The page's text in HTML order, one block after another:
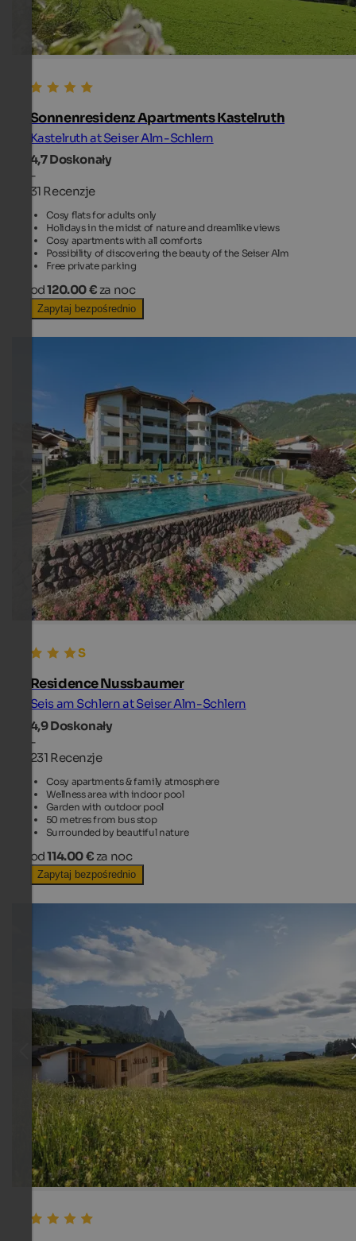
Sonnenresidenz Apartments Kastelruth
Kastelruth at Seiser Alm-Schlern
4,7Doskonały
-
31 Recenzje
Cosy flats for adults only
Holidays in the midst of nature and dreamlike views
Cosy apartments with all comforts
Possibility of discovering the beauty of the Seiser Alm
Free private parking
od120.00 € za noc
Zapytaj bezpośrednio
Residence Nussbaumer
Seis am Schlern at Seiser Alm-Schlern
4,9Doskonały
-
231 Recenzje
Cosy apartments & family atmosphere
Wellness area with indoor pool
Garden with outdoor pool
50 metres from bus stop
Surrounded by beautiful nature
od114.00 € za noc
Zapytaj bezpośrednio